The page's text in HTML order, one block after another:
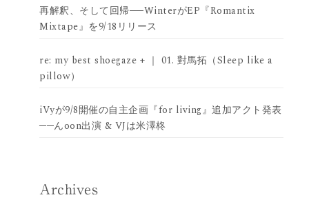
再解釈、そして回帰──WinterがEP『Romantix
Mixtape』を9/18リリース
re: my best shoegaze + ｜ 01. 對馬拓（Sleep like a
pillow）
iVyが9/8開催の自主企画『for living』追加アクト発表
──んoon出演 & VJは米澤柊
Archives